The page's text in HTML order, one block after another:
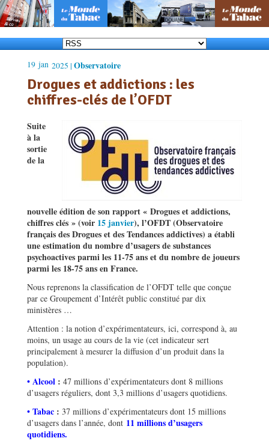
19 jan 2025 | Observatoire
Drogues et addictions : les
chiffres-clés de l’OFDT
Suite
à la
sortie
de la
nouvelle édition de son rapport « Drogues et addictions,
chiffres clés » (voir 15 janvier), l’OFDT (Observatoire
français des Drogues et des Tendances addictives) a établi
une estimation du nombre d’usagers de substances
psychoactives parmi les 11-75 ans et du nombre de joueurs
parmi les 18-75 ans en France.
Nous reprenons la classification de l’OFDT telle que conçue
par ce Groupement d’Intérêt public constitué par dix
ministères …
Attention : la notion d’expérimentateurs, ici, correspond à, au
moins, un usage au cours de la vie (cet indicateur sert
principalement à mesurer la diffusion d’un produit dans la
population).
• Alcool : 47 millions d’expérimentateurs dont 8 millions
d’usagers réguliers, dont 3,3 millions d’usagers quotidiens.
• Tabac : 37 millions d’expérimentateurs dont 15 millions
d’usagers dans l’année, dont 11 millions d’usagers
quotidiens.